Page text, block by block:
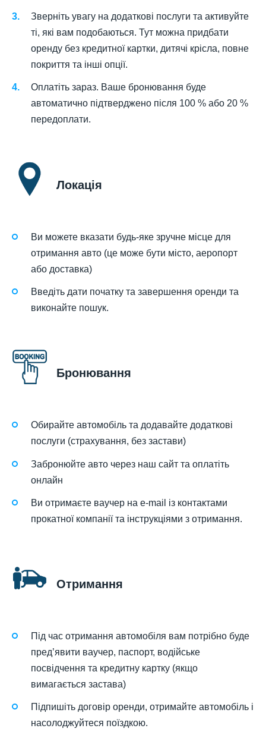
Зверніть увагу на додаткові послуги та активуйте
ті, які вам подобаються. Тут можна придбати
оренду без кредитної картки, дитячі крісла, повне
покриття та інші опції.
Оплатіть зараз. Ваше бронювання буде
автоматично підтверджено після 100 % або 20 %
передоплати.
Локація
Ви можете вказати будь-яке зручне місце для
отримання авто (це може бути місто, аеропорт
або доставка)
Введіть дати початку та завершення оренди та
виконайте пошук.
Бронювання
Обирайте автомобіль та додавайте додаткові
послуги (страхування, без застави)
Забронюйте авто через наш сайт та оплатіть
онлайн
Ви отримаєте ваучер на e-mail із контактами
прокатної компанії та інструкціями з отримання.
Отримання
Під час отримання автомобіля вам потрібно буде
пред’явити ваучер, паспорт, водійське
посвідчення та кредитну картку (якщо
вимагається застава)
Підпишіть договір оренди, отримайте автомобіль і
насолоджуйтеся поїздкою.